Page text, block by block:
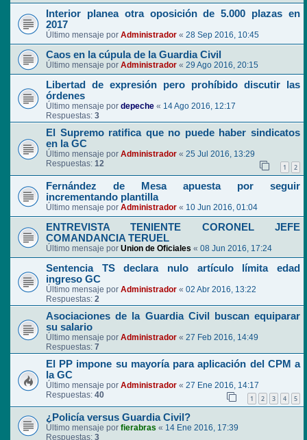
Interior planea otra oposición de 5.000 plazas en
2017
Último mensaje por Administrador « 28 Sep 2016, 10:45
Caos en la cúpula de la Guardia Civil
Último mensaje por Administrador « 29 Ago 2016, 20:15
Libertad de expresión pero prohíbido discutir las
órdenes
Último mensaje por depeche « 14 Ago 2016, 12:17
Respuestas: 3
El Supremo ratifica que no puede haber sindicatos
en la GC
Último mensaje por Administrador « 25 Jul 2016, 13:29
Respuestas: 12 1 2
Fernández de Mesa apuesta por seguir
incrementando plantilla
Último mensaje por Administrador « 10 Jun 2016, 01:04
ENTREVISTA TENIENTE CORONEL JEFE
COMANDANCIA TERUEL
Último mensaje por Union de Oficiales « 08 Jun 2016, 17:24
Sentencia TS declara nulo artículo límita edad
ingreso GC
Último mensaje por Administrador « 02 Abr 2016, 13:22
Respuestas: 2
Asociaciones de la Guardia Civil buscan equiparar
su salario
Último mensaje por Administrador « 27 Feb 2016, 14:49
Respuestas: 7
El PP impone su mayoría para aplicación del CPM a
la GC
Último mensaje por Administrador « 27 Ene 2016, 14:17
Respuestas: 40 1 2 3 4 5
¿Policía versus Guardia Civil?
Último mensaje por fierabras « 14 Ene 2016, 17:39
Respuestas: 3